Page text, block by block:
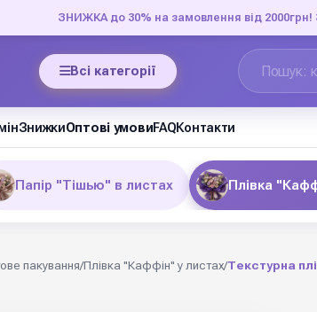
ЗНИЖКА до 30% на замовлення від
Всі категорії
ЗнижкиОптові умовиFAQКонтакти
Папір "Тішью" в листах Плівка
пакування/Плівка "Каффін" у листах/Текстурна